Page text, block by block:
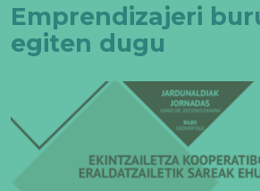
Emprendizajeri
egiten dugu